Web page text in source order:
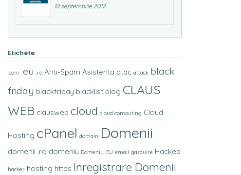
10 septembrie 2012
Etichete
.com .eu .ro Anti-Spam Asistenta atac attack black
friday blackfriday blacklist blog CLAUS
WEB clausweb cloud cloud computing Cloud
Hosting cPanel domain Domenii
domenii .ro domeniu Domeniu .EU email gazduire Hacked
hacker hosting https Inregistrare Domenii